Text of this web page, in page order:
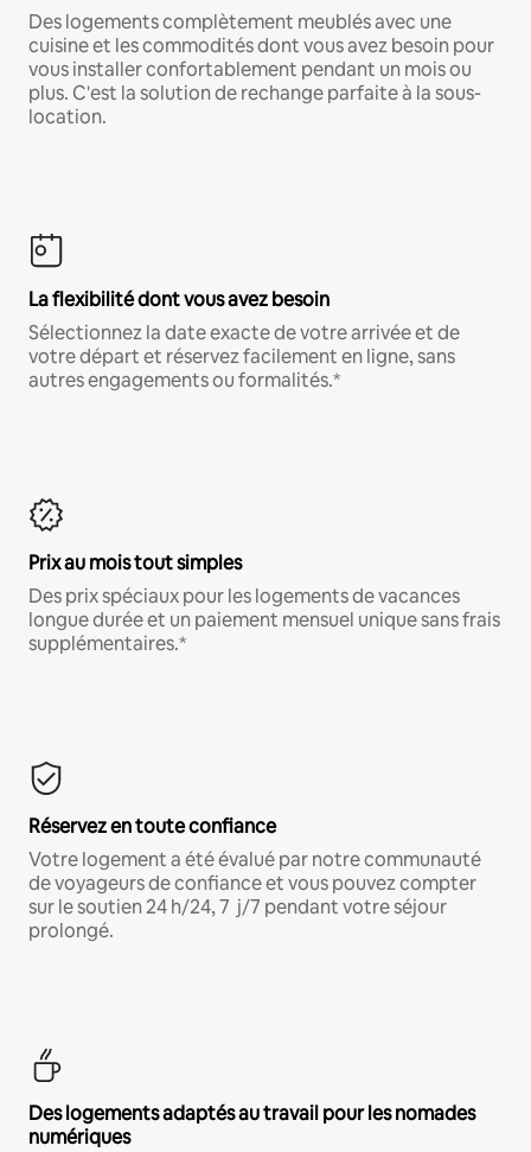
Des logements complètement meublés avec une
cuisine et les commodités dont vous avez besoin pour
vous installer confortablement pendant un mois ou
plus. C'est la solution de rechange parfaite à la sous-
location.
La flexibilité dont vous avez besoin
Sélectionnez la date exacte de votre arrivée et de
votre départ et réservez facilement en ligne, sans
autres engagements ou formalités.*
Prix au mois tout simples
Des prix spéciaux pour les logements de vacances
longue durée et un paiement mensuel unique sans frais
supplémentaires.*
Réservez en toute confiance
Votre logement a été évalué par notre communauté
de voyageurs de confiance et vous pouvez compter
sur le soutien 24 h/24, 7 j/7 pendant votre séjour
prolongé.
Des logements adaptés au travail pour les nomades
numériques